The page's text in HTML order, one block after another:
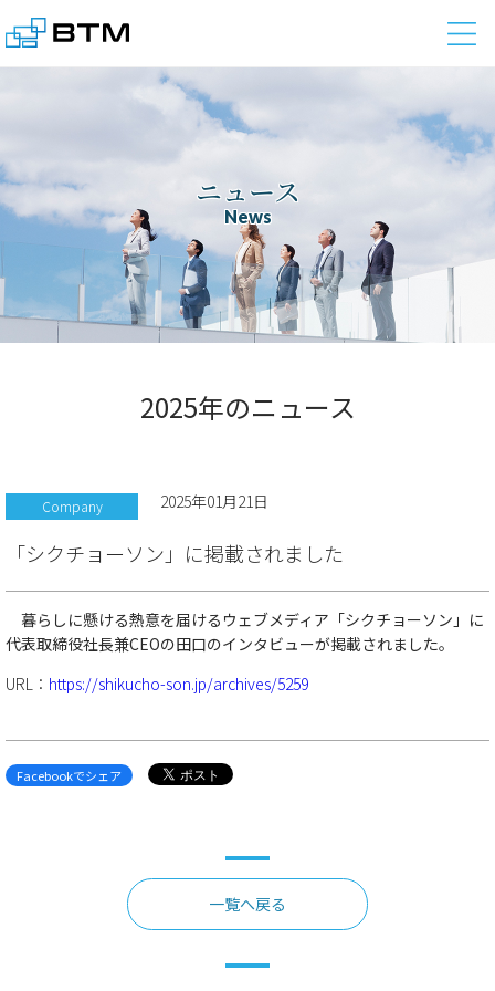
ニュース
News
2025年のニュース
2025年01月21日
Company
「シクチョーソン」に掲載されました
暮らしに懸ける熱意を届けるウェブメディア「シクチョーソン」に
代表取締役社長兼CEOの田口のインタビューが掲載されました。
URL： https://shikucho-son.jp/archives/5259
Facebookでシェア
一覧へ戻る